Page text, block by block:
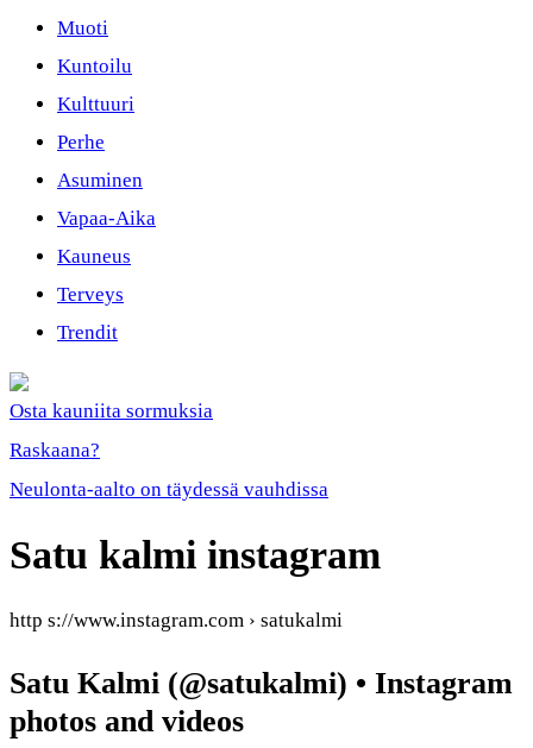
Muoti
Kuntoilu
Kulttuuri
Perhe
Asuminen
Vapaa-Aika
Kauneus
Terveys
Trendit
Osta kauniita sormuksia
Raskaana?
Neulonta-aalto on täydessä vauhdissa
Satu kalmi instagram
http s://www.instagram.com › satukalmi
Satu Kalmi (@satukalmi) • Instagram
photos and videos